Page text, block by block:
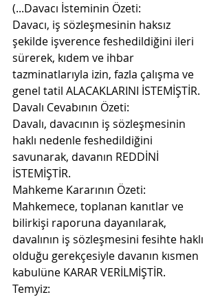
(...Davacı İsteminin Özeti:
Davacı, iş sözleşmesinin haksız
şekilde işverence feshedildiğini ileri
sürerek, kıdem ve ihbar
tazminatlarıyla izin, fazla çalışma ve
genel tatil ALACAKLARINI İSTEMİŞTİR.
Davalı Cevabının Özeti:
Davalı, davacının iş sözleşmesinin
haklı nedenle feshedildiğini
savunarak, davanın REDDİNİ
İSTEMİŞTİR.
Mahkeme Kararının Özeti:
Mahkemece, toplanan kanıtlar ve
bilirkişi raporuna dayanılarak,
davalının iş sözleşmesini fesihte haklı
olduğu gerekçesiyle davanın kısmen
kabulüne KARAR VERİLMİŞTİR.
Temyiz: